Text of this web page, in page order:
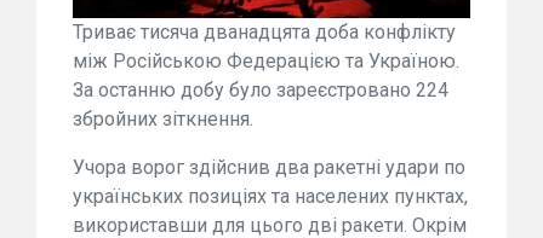
Триває тисяча дванадцята доба конфлікту
між Російською Федерацією та Україною.
За останню добу було зареєстровано 224
збройних зіткнення.
Учора ворог здійснив два ракетні удари по
українських позиціях та населених пунктах,
використавши для цього дві ракети. Окрім